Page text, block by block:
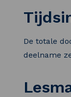
De totale
deelname